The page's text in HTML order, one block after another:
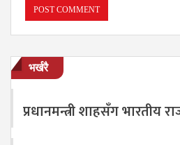
भर्खरै
प्रधानमन्त्री शाहसँग भारतीय